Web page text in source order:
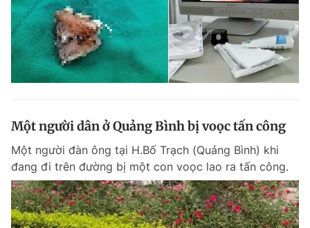
Một người dân ở Quảng Bình bị voọc tấn công
Một người đàn ông tại H.Bố Trạch (Quảng Bình) khi
đang đi trên đường bị một con voọc lao ra tấn công.